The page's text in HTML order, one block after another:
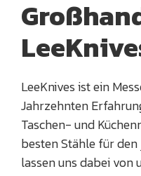
LeeKnives ist ein
Jahrzehnten
Taschen- und
besten Stähle für
lassen uns dabei von